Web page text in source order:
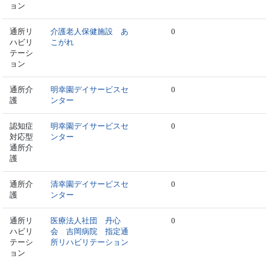
ョン
通所リ
ハビリ
テーシ
ョン
介護老人保健施設 あ
こがれ
0
通所介
護
明幸園デイサービスセ
ンター
0
認知症
対応型
通所介
護
明幸園デイサービスセ
ンター
0
通所介
護
清幸園デイサービスセ
ンター
0
通所リ
ハビリ
テーシ
ョン
医療法人社団 丹心
会 吉岡病院 指定通
所リハビリテーション
0